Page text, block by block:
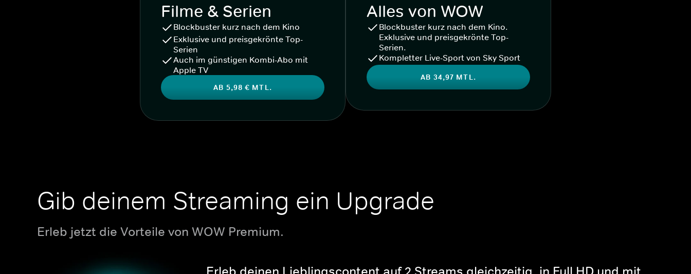
Filme & Serien
Blockbuster kurz nach dem Kino
Exklusive und preisgekrönte Top-
Serien
Auch im günstigen Kombi-Abo mit
Apple TV
AB 5,98 € MTL.
Alles von WOW
Blockbuster kurz nach dem Kino.
Exklusive und preisgekrönte Top-
Serien.
Kompletter Live-Sport von Sky Sport
AB 34,97 MTL.
Gib deinem Streaming ein Upgrade
Erleb jetzt die Vorteile von WOW Premium.